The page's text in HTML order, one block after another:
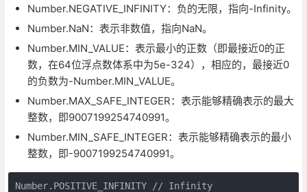
Number.NEGATIVE_INFINITY：负的无限，指向-Infinity。
Number.NaN：表示非数值，指向NaN。
Number.MIN_VALUE：表示最小的正数（即最接近0的正
数，在64位浮点数体系中为5e-324），相应的，最接近0
的负数为-Number.MIN_VALUE。
Number.MAX_SAFE_INTEGER：表示能够精确表示的最大
整数，即9007199254740991。
Number.MIN_SAFE_INTEGER：表示能够精确表示的最小
整数，即-9007199254740991。
Number.POSITIVE_INFINITY // Infinity